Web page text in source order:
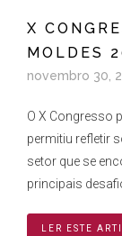
X
MOLDES
novembro 30,
O X Congresso
permitiu refletir
setor que se
principais
LER ESTE